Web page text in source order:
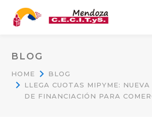
BLOG
HOME
BLOG
LLEGA CUOTAS MIPYME:
DE FINANCIACIÓN PARA